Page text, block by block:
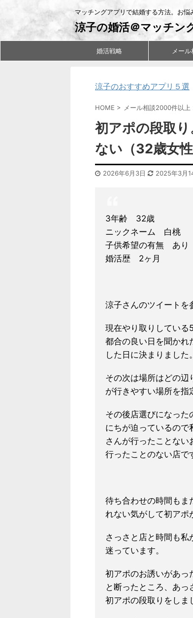
マッチングアプリで結婚する方法。お悩
涼子の婚活＠マッチン
婚活戦略 メール
涼子のおすすめアプリ５選
HOME > メール相談2000件以上
初アポの段取
ない（32歳女性
2026年6月3日 2025年3月
3年齢 32歳
ニックネーム 白桃
子供希望の有無 あり
婚活歴 2ヶ月
涼子さんのツイートを
現在やり取りしている
都合の良い日を聞かれ
した日に決まりました。
その次は場所はどの辺
が行きやすい場所を指
その後店選びになった
にちが迫っているので
さんが行ったことな
行ったことのない店で
待ち合わせの時間もま
れない気がして初アポ
さっさと店と時間も私
迷っています。
初アポのお誘いがあっ
と断ったところ、あっ
初アポの段取りをしま